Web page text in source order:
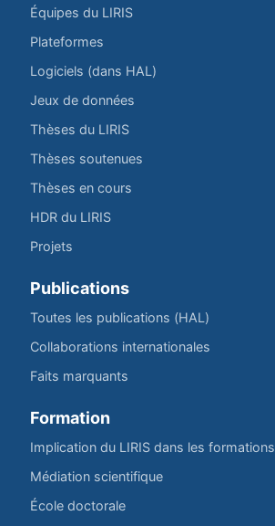
Équipes du LIRIS
Plateformes
Logiciels (dans HAL)
Jeux de données
Thèses du LIRIS
Thèses soutenues
Thèses en cours
HDR du LIRIS
Projets
Publications
Toutes les publications (HAL)
Collaborations internationales
Faits marquants
Formation
Implication du LIRIS dans les formations
Médiation scientifique
École doctorale